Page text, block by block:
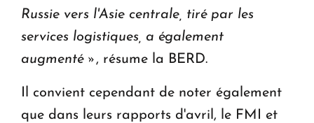
Russie vers l'Asie centrale, tiré par les
services logistiques, a également
augmenté » , résume la BERD.
Il convient cependant de noter également
que dans leurs rapports d'avril, le FMI et